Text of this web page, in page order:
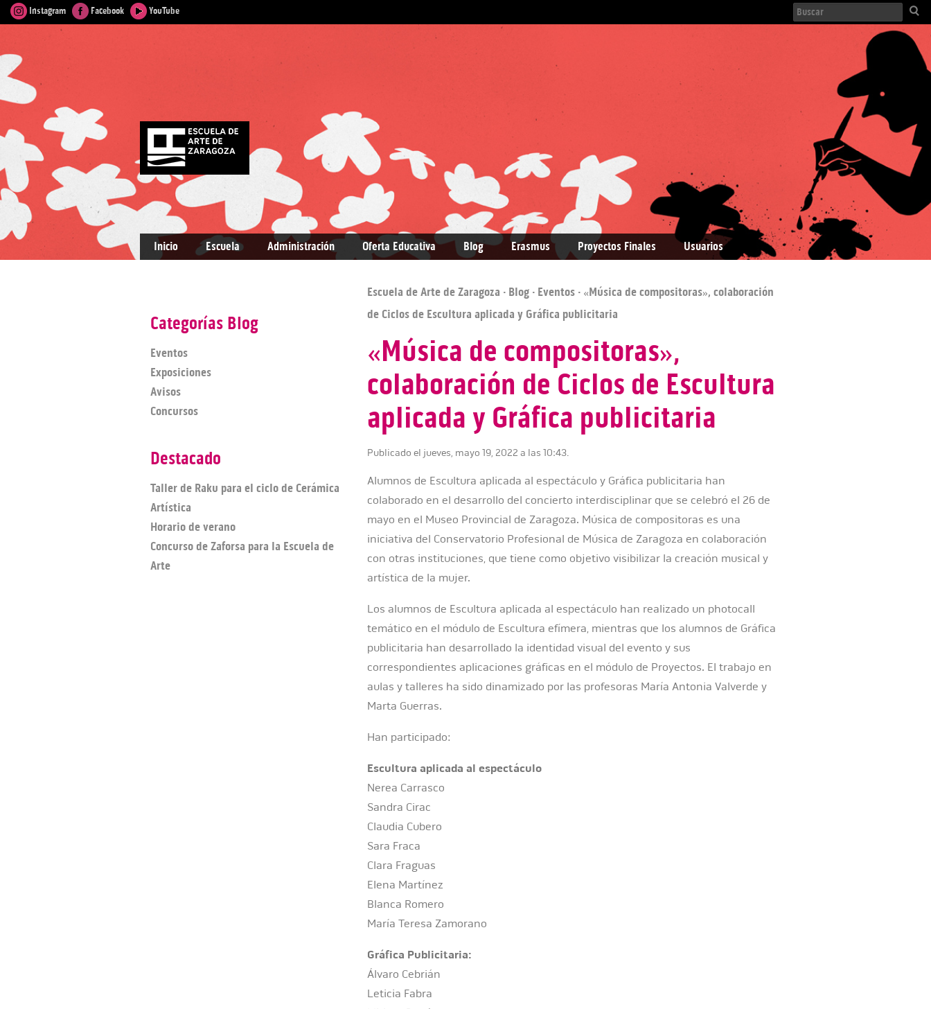
Instagram Facebook YouTube
Inicio Escuela Administración Oferta Educativa Blog Erasmus Proyectos Finales Usuarios
Escuela de Arte de Zaragoza · Blog · Eventos · «Música de compositoras», colaboración
de Ciclos de Escultura aplicada y Gráfica publicitaria
«Música de compositoras»,
colaboración de Ciclos de Escultura
aplicada y Gráfica publicitaria
Publicado el jueves, mayo 19, 2022 a las 10:43.
Alumnos de Escultura aplicada al espectáculo y Gráfica publicitaria han
colaborado en el desarrollo del concierto interdisciplinar que se celebró el 26 de
mayo en el Museo Provincial de Zaragoza. Música de compositoras es una
iniciativa del Conservatorio Profesional de Música de Zaragoza en colaboración
con otras instituciones, que tiene como objetivo visibilizar la creación musical y
artística de la mujer.
Los alumnos de Escultura aplicada al espectáculo han realizado un photocall
temático en el módulo de Escultura efímera, mientras que los alumnos de Gráfica
publicitaria han desarrollado la identidad visual del evento y sus
correspondientes aplicaciones gráficas en el módulo de Proyectos. El trabajo en
aulas y talleres ha sido dinamizado por las profesoras María Antonia Valverde y
Marta Guerras.
Han participado:
Escultura aplicada al espectáculo
Nerea Carrasco
Sandra Cirac
Claudia Cubero
Sara Fraca
Clara Fraguas
Elena Martínez
Blanca Romero
María Teresa Zamorano
Gráfica Publicitaria:
Álvaro Cebrián
Leticia Fabra
Categorías Blog
Eventos
Exposiciones
Avisos
Concursos
Destacado
Taller de Raku para el ciclo de Cerámica
Artística
Horario de verano
Concurso de Zaforsa para la Escuela de
Arte